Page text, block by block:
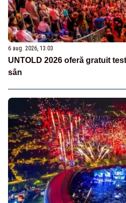
6 aug. 2026, 13:03
UNTOLD 2026 oferă gratuit
sân